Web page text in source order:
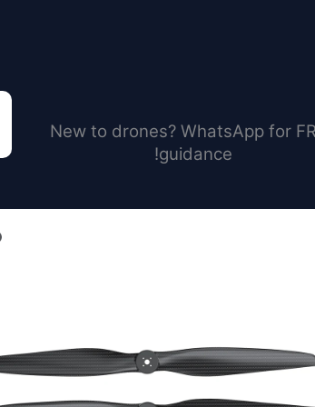
New to drones? WhatsApp for
guidance!